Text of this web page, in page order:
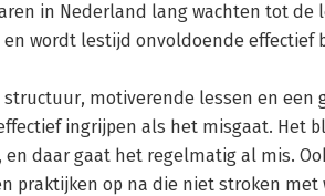
in Nederland lang wachten tot de
wordt lestijd onvoldoende effectief
motiverende lessen en een
ingrijpen als het misgaat. Het
daar gaat het regelmatig al mis.
praktijken op na die niet stroken met